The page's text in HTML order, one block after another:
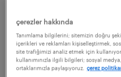
yayınlama tarihi 26 mayıs
çerezler hakkında
Tanımlama bilgilerini; sitemizin doğru
içerikleri ve reklamları kişiselleştirmek,
site trafiğimizi analiz etmek için
kullanımınızla ilgili bilgileri; sosyal
ortaklarımızla paylaşıyoruz.
çerez